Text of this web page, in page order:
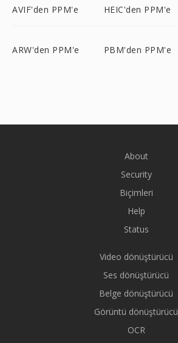
AVIF'den PPM'e HEIC'den PPM'e
ARW'den PPM'e PBM'den PPM'e
About
Security
Biçimleri
Help
Status
Video dönüştürücü
Ses dönüştürücü
Belge dönüştürücü
Görüntü dönüştürücü
OCR